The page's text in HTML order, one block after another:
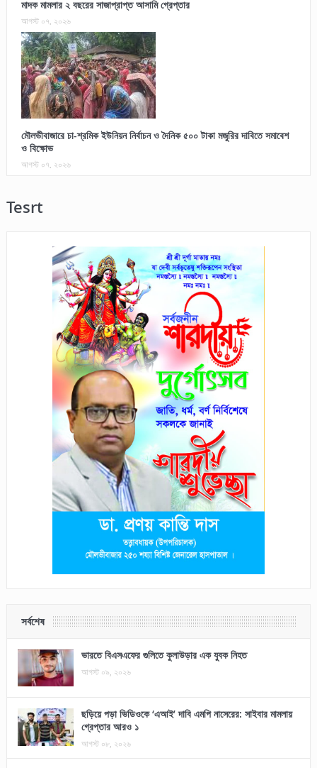
মাদক মামলার ২ বছরের সাজাপ্রাপ্ত আসামি গ্রেপ্তার
আগস্ট ০৭, ২০২৬
মৌলভীবাজারে চা-শ্রমিক ইউনিয়ন নির্বাচন ও দৈনিক ৫০০ টাকা মজুরির দাবিতে সমাবেশ
ও বিক্ষোভ
আগস্ট ০৭, ২০২৬
Tesrt
সর্বশেষ
ভারতে বিএসএফের গুলিতে কুলাউড়ার এক যুবক নিহত
আগস্ট ০৯, ২০২৬
ছড়িয়ে পড়া ভিডিওকে ‘এআই’ দাবি এমপি নাসেরের: সাইবার মামলায়
গ্রেপ্তার আরও ১
আগস্ট ০৮, ২০২৬